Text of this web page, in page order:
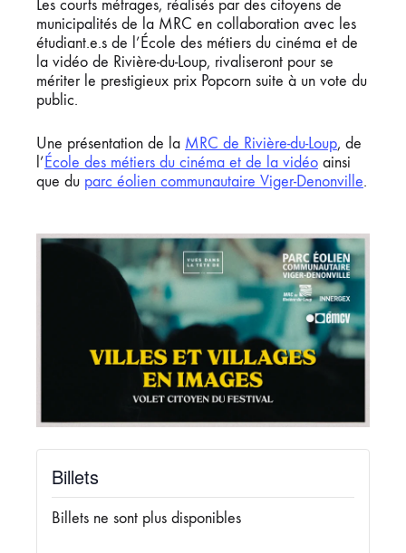
Les courts métrages, réalisés par des citoyens de
municipalités de la MRC en collaboration avec les
étudiant.e.s de l’École des métiers du cinéma et de
la vidéo de Rivière-du-Loup, rivaliseront pour se
mériter le prestigieux prix Popcorn suite à un vote du
public.
Une présentation de la MRC de Rivière-du-Loup, de
l’École des métiers du cinéma et de la vidéo ainsi
que du parc éolien communautaire Viger-Denonville.
Billets
Billets ne sont plus disponibles